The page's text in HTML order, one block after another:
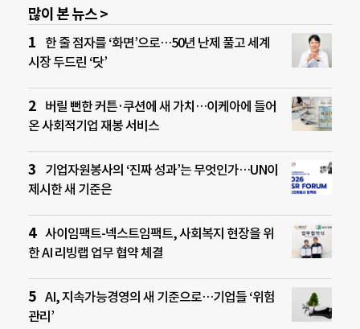
많이 본 뉴스 >
한 줄 점자를 ‘화면’으로…50년 난제 풀고 세계
시장 두드린 ‘닷’
버릴 뻔한 커튼·쿠션에 새 가치…이케아에 들어
온 사회적기업 재봉 서비스
기업자원봉사의 ‘진짜 성과’는 무엇인가…UN이
제시한 새 기준은
사이임팩트-넥스트임팩트, 사회복지 현장을 위
한 AI 리빙랩 업무 협약 체결
AI, 지속가능경영의 새 기준으로…기업들 ‘위험
관리’